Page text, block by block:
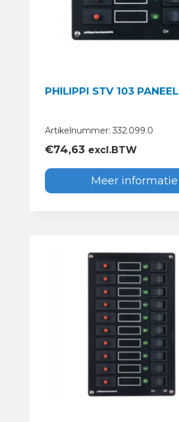
PHILIPPI STV 103 PANEEL
Artikelnummer: 332.099.0
€74,63 excl.BTW
Meer informatie